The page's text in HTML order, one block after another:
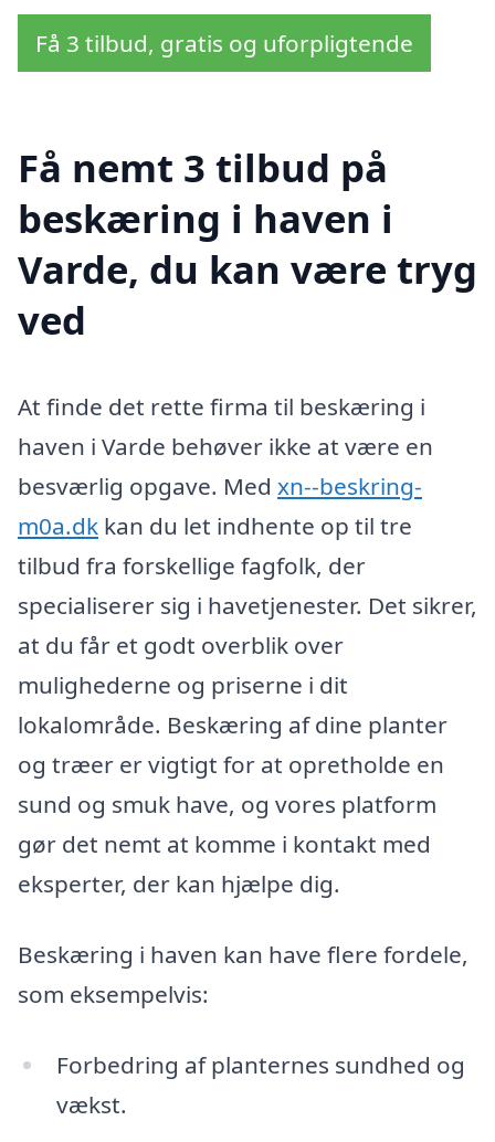
Få 3 tilbud, gratis og uforpligtende
Få nemt 3 tilbud på
beskæring i haven i
Varde, du kan være tryg
ved
At finde det rette firma til beskæring i
haven i Varde behøver ikke at være en
besværlig opgave. Med xn--beskring-
m0a.dk kan du let indhente op til tre
tilbud fra forskellige fagfolk, der
specialiserer sig i havetjenester. Det sikrer,
at du får et godt overblik over
mulighederne og priserne i dit
lokalområde. Beskæring af dine planter
og træer er vigtigt for at opretholde en
sund og smuk have, og vores platform
gør det nemt at komme i kontakt med
eksperter, der kan hjælpe dig.
Beskæring i haven kan have flere fordele,
som eksempelvis:
Forbedring af planternes sundhed og
vækst.